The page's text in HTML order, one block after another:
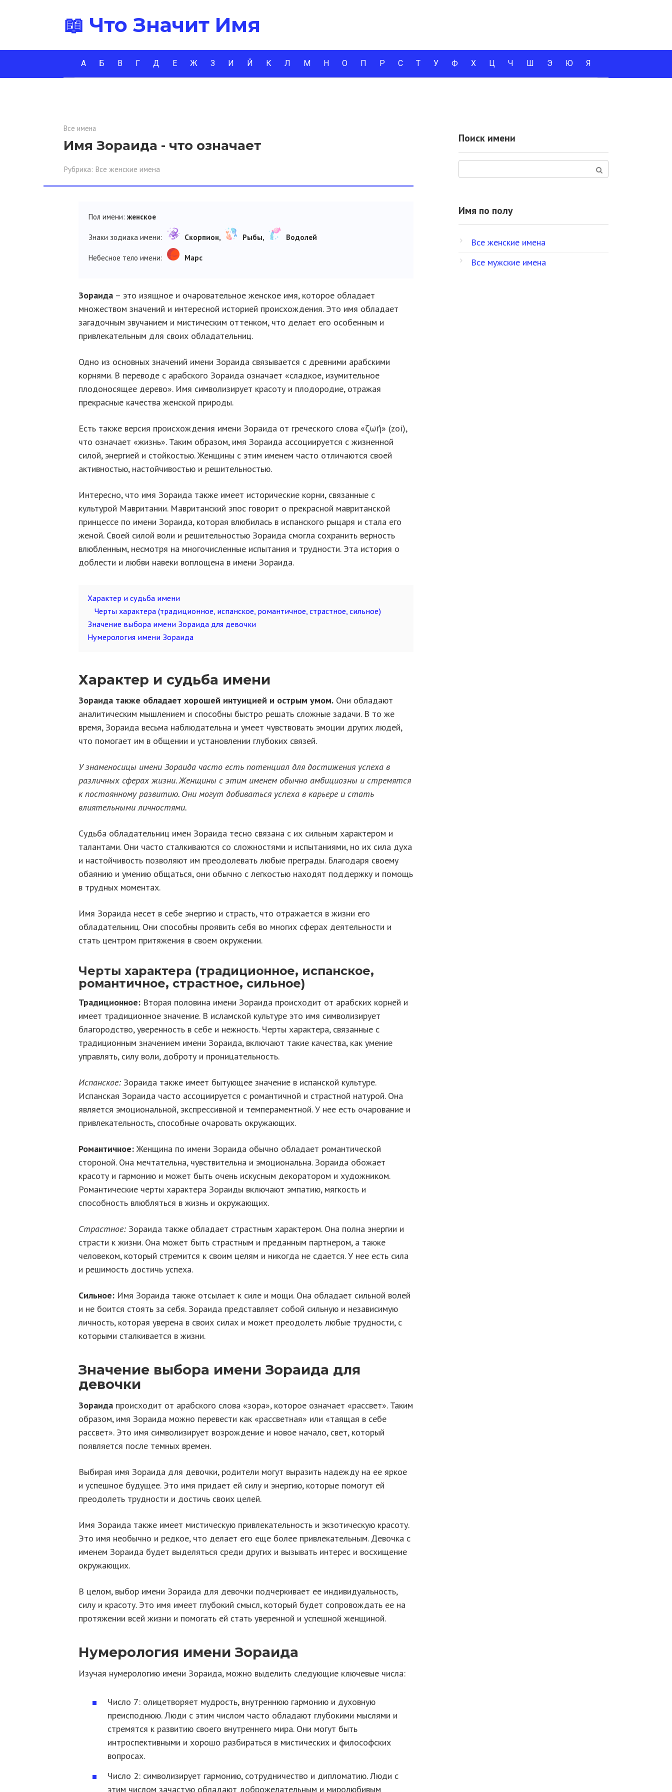
📖 Что Значит Имя
А Б В Г Д Е Ж З И Й К Л М Н О П Р С Т У Ф Х Ц Ч Ш Э Ю Я
Все имена
Имя Зораида - что означает
Рубрика: Все женские имена
Пол имени: женское
Знаки зодиака имени: Скорпион, Рыбы, Водолей
Небесное тело имени: Марс
Зораида – это изящное и очаровательное женское имя, которое обладает
множеством значений и интересной историей происхождения. Это имя обладает
загадочным звучанием и мистическим оттенком, что делает его особенным и
привлекательным для своих обладательниц.
Одно из основных значений имени Зораида связывается с древними арабскими
корнями. В переводе с арабского Зораида означает «сладкое, изумительное
плодоносящее дерево». Имя символизирует красоту и плодородие, отражая
прекрасные качества женской природы.
Есть также версия происхождения имени Зораида от греческого слова «ζωή» (zoí),
что означает «жизнь». Таким образом, имя Зораида ассоциируется с жизненной
силой, энергией и стойкостью. Женщины с этим именем часто отличаются своей
активностью, настойчивостью и решительностью.
Интересно, что имя Зораида также имеет исторические корни, связанные с
культурой Мавритании. Мавританский эпос говорит о прекрасной мавританской
принцессе по имени Зораида, которая влюбилась в испанского рыцаря и стала его
женой. Своей силой воли и решительностью Зораида смогла сохранить верность
влюбленным, несмотря на многочисленные испытания и трудности. Эта история о
доблести и любви навеки воплощена в имени Зораида.
Характер и судьба имени
Черты характера (традиционное, испанское, романтичное, страстное, сильное)
Значение выбора имени Зораида для девочки
Нумерология имени Зораида
Характер и судьба имени
Зораида также обладает хорошей интуицией и острым умом. Они обладают
аналитическим мышлением и способны быстро решать сложные задачи. В то же
время, Зораида весьма наблюдательна и умеет чувствовать эмоции других людей,
что помогает им в общении и установлении глубоких связей.
У знаменосицы имени Зораида часто есть потенциал для достижения успеха в
различных сферах жизни. Женщины с этим именем обычно амбициозны и стремятся
к постоянному развитию. Они могут добиваться успеха в карьере и стать
влиятельными личностями.
Судьба обладательниц имен Зораида тесно связана с их сильным характером и
талантами. Они часто сталкиваются со сложностями и испытаниями, но их сила духа
и настойчивость позволяют им преодолевать любые преграды. Благодаря своему
обаянию и умению общаться, они обычно с легкостью находят поддержку и помощь
в трудных моментах.
Имя Зораида несет в себе энергию и страсть, что отражается в жизни его
обладательниц. Они способны проявить себя во многих сферах деятельности и
стать центром притяжения в своем окружении.
Черты характера (традиционное, испанское,
романтичное, страстное, сильное)
Традиционное: Вторая половина имени Зораида происходит от арабских корней и
имеет традиционное значение. В исламской культуре это имя символизирует
благородство, уверенность в себе и нежность. Черты характера, связанные с
традиционным значением имени Зораида, включают такие качества, как умение
управлять, силу воли, доброту и проницательность.
Испанское: Зораида также имеет бытующее значение в испанской культуре.
Испанская Зораида часто ассоциируется с романтичной и страстной натурой. Она
является эмоциональной, экспрессивной и темпераментной. У нее есть очарование и
привлекательность, способные очаровать окружающих.
Романтичное:Женщина по имени Зораида обычно обладает романтической
стороной. Она мечтательна, чувствительна и эмоциональна. Зораида обожает
красоту и гармонию и может быть очень искусным декоратором и художником.
Романтические черты характера Зораиды включают эмпатию, мягкость и
способность влюбляться в жизнь и окружающих.
Страстное: Зораида также обладает страстным характером. Она полна энергии и
страсти к жизни. Она может быть страстным и преданным партнером, а также
человеком, который стремится к своим целям и никогда не сдается. У нее есть сила
и решимость достичь успеха.
Сильное: Имя Зораида также отсылает к силе и мощи. Она обладает сильной волей
и не боится стоять за себя. Зораида представляет собой сильную и независимую
личность, которая уверена в своих силах и может преодолеть любые трудности, с
которыми сталкивается в жизни.
Значение выбора имени Зораида для
девочки
Зораида происходит от арабского слова «зора», которое означает «рассвет». Таким
образом, имя Зораида можно перевести как «рассветная» или «таящая в себе
рассвет». Это имя символизирует возрождение и новое начало, свет, который
появляется после темных времен.
Выбирая имя Зораида для девочки, родители могут выразить надежду на ее яркое
и успешное будущее. Это имя придает ей силу и энергию, которые помогут ей
преодолеть трудности и достичь своих целей.
Имя Зораида также имеет мистическую привлекательность и экзотическую красоту.
Это имя необычно и редкое, что делает его еще более привлекательным. Девочка с
именем Зораида будет выделяться среди других и вызывать интерес и восхищение
окружающих.
В целом, выбор имени Зораида для девочки подчеркивает ее индивидуальность,
силу и красоту. Это имя имеет глубокий смысл, который будет сопровождать ее на
протяжении всей жизни и помогать ей стать уверенной и успешной женщиной.
Нумерология имени Зораида
Изучая нумерологию имени Зораида, можно выделить следующие ключевые числа:
Число 7: олицетворяет мудрость, внутреннюю гармонию и духовную
преисподнюю. Люди с этим числом часто обладают глубокими мыслями и
стремятся к развитию своего внутреннего мира. Они могут быть
интроспективными и хорошо разбираться в мистических и философских
вопросах.
Число 2: символизирует гармонию, сотрудничество и дипломатию. Люди с
этим числом зачастую обладают доброжелательным и миролюбивым
Поиск имени
Имя по полу
Все женские имена
Все мужские имена